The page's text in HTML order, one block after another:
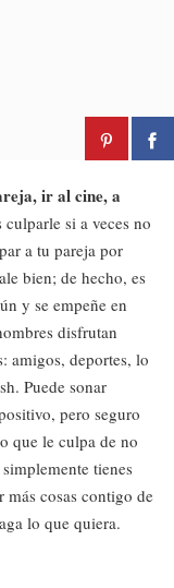
ir al cine, a
si a veces no
a tu pareja por
bien; de hecho, es
y se empeñe en
disfrutan
amigos, deportes, lo
Puede sonar
pero seguro
que le culpa de no
tienes
más cosas contigo de
lo que quiera.